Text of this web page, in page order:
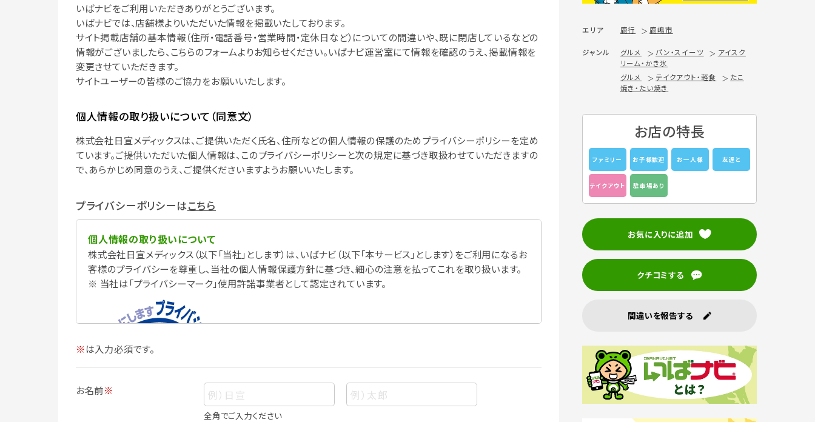
いばナビをご利用いただきありがとうございます。
いばナビでは、店舗様よりいただいた情報を掲載いたしております。
サイト掲載店舗の基本情報（住所・電話番号・営業時間・定休日など）についての間違いや、既に閉店しているなどの
情報がございましたら、こちらのフォームよりお知らせください。いばナビ運営室にて情報を確認のうえ、掲載情報を
変更させていただきます。
サイトユーザーの皆様のご協力をお願いいたします。
個人情報の取り扱いについて（同意文）
株式会社日宣メディックスは、ご提供いただく氏名、住所などの個人情報の保護のためプライバシーポリシーを定め
ています。ご提供いただいた個人情報は、このプライバシーポリシーと次の規定に基づき取扱わせていただきますの
で、あらかじめ同意のうえ、ご提供くださいますようお願いいたします。
プライバシーポリシーはこちら
個人情報の取り扱いについて
株式会社日宣メディックス（以下「当社」とします）は、いばナビ（以下「本サービス」とします）をご利用になるお
客様のプライバシーを尊重し、当社の個人情報保護方針に基づき、細心の注意を払ってこれを取り扱います。
※ 当社は「プライバシーマーク」使用許諾事業者として認定されています。
※は入力必須です。
お名前※
全角でご入力ください
エリア 鹿行 鹿嶋市
ジャンル グルメ パン・スイーツ
アイスク
リーム・かき氷
グルメ
テイクアウト・軽食
たこ
焼き・たい焼き
お店の特長
ファミリー お子様歓迎 お一人様 友達と
テイクアウト 駐車場あり
お気に入りに追加
クチコミする
間違いを報告する